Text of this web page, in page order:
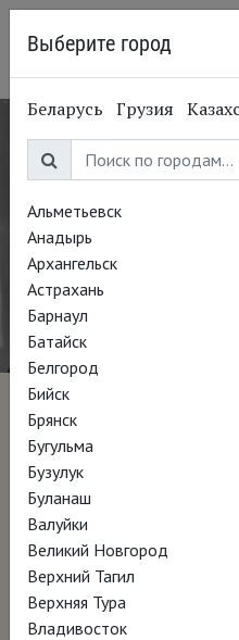
Режиссёр
Когда в 1947 году на
Франциско были
Выберите город
Беларусь Грузия
Альметьевск
Анадырь
Архангельск
Астрахань
Барнаул
Батайск
Белгород
Бийск
Брянск
Бугульма
Бузулук
Буланаш
Валуйки
Великий Новгород
Верхний Тагил
Верхняя Тура
Владивосток